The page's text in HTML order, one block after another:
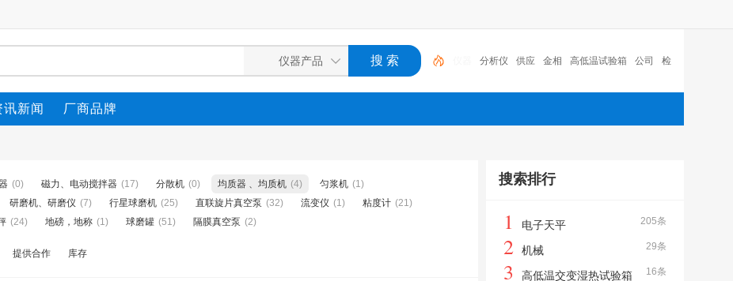
分析仪 供应 金相 高低温试验箱 公司 检测仪
高低温 冲击试验机 机械 仪器
讯新闻 厂商品牌
(0) 磁力、电动搅拌器 (17) 分散机 (0) 均质器 、均质机 (4) 匀浆机 (1)
研磨机、研磨仪 (7) 行星球磨机 (25) 直联旋片真空泵 (32) 流变仪 (1) 粘度计 (21)
(24) 地磅，地称 (1) 球磨罐 (51) 隔膜真空泵 (2)
提供合作 库存
搜索排行
205条
1 电子天平
29条
2 机械
16条
3 高低温交变湿热试验箱